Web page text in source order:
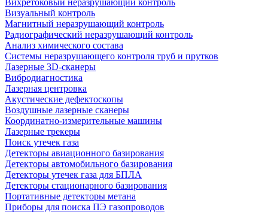
Вихретоковый неразрушающий контроль
Визуальный контроль
Магнитный неразрушающий контроль
Радиографический неразрушающий контроль
Анализ химического состава
Системы неразрушающего контроля труб и прутков
Лазерные 3D-сканеры
Вибродиагностика
Лазерная центровка
Акустические дефектоскопы
Воздушные лазерные сканеры
Координатно-измерительные машины
Лазерные трекеры
Поиск утечек газа
Детекторы авиационного базирования
Детекторы автомобильного базирования
Детекторы утечек газа для БПЛА
Детекторы стационарного базирования
Портативные детекторы метана
Приборы для поиска ПЭ газопроводов